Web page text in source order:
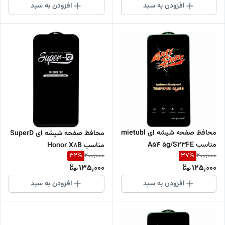
افزودن به سبد افزودن به سبد
محافظ صفحه شیشه ای mietubl
مناسب A54 5g/S23FE
200,000
37%
125,000
افزودن به سبد
محافظ صفحه شیشه ای SuperD
مناسب Honor X8B
200,000
32%
135,000
افزودن به سبد